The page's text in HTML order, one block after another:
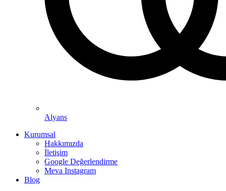
Alyans
Kurumsal
Hakkımızda
İletişim
Google Değerlendirme
Meva Instagram
Blog